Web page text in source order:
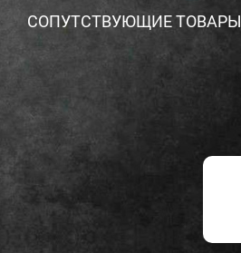
СОПУТСТВУЮЩИЕ ТОВАРЫ